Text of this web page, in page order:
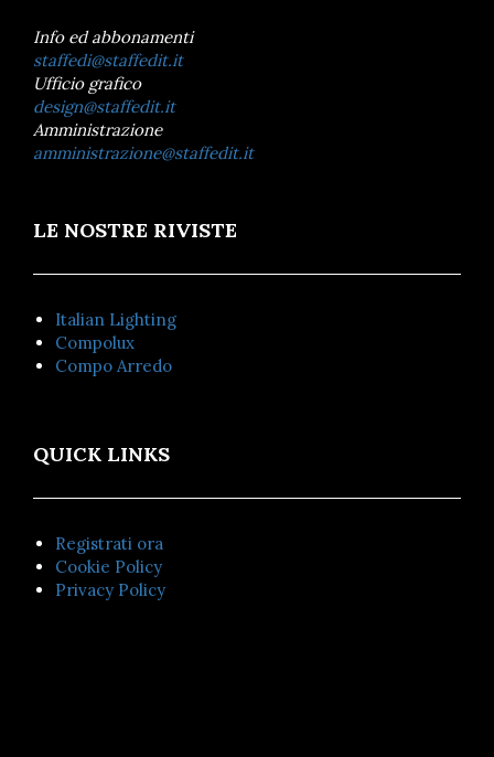
Info ed abbonamenti
staffedi@staffedit.it
Ufficio grafico
design@staffedit.it
Amministrazione
amministrazione@staffedit.it
LE NOSTRE RIVISTE
Italian Lighting
Compolux
Compo Arredo
QUICK LINKS
Registrati ora
Cookie Policy
Privacy Policy